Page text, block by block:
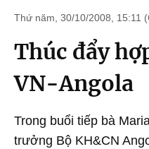
Thứ năm, 30/10/2008, 15:11
Thúc đẩy
VN-Angola
Trong buổi tiếp bà
trưởng Bộ KH&CN